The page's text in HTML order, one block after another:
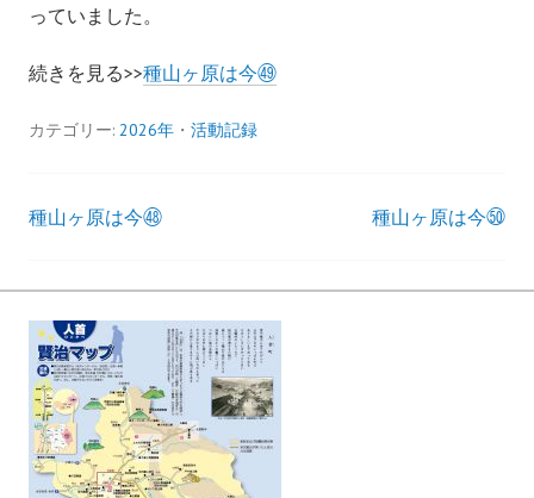
っていました。
続きを見る>>種山ヶ原は今㊾
カテゴリー: 2026年 ・ 活動記録
投
稿
ナ
ビ
ゲ
種山ヶ原は今㊽ 種山ヶ原は今㊿